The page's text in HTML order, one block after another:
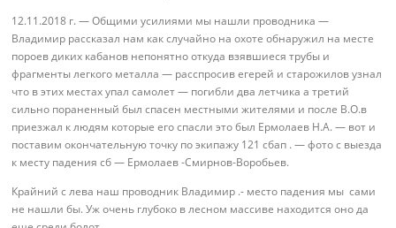
12.11.2018 г. — Общими усилиями мы нашли проводника —
Владимир рассказал нам как случайно на охоте обнаружил на месте
пороев диких кабанов непонятно откуда взявшиеся трубы и
фрагменты легкого металла — расспросив егерей и старожилов узнал
что в этих местах упал самолет — погибли два летчика а третий
сильно пораненный был спасен местными жителями и после В.О.в
приезжал к людям которые его спасли это был Ермолаев Н.А. — вот и
поставим окончательную точку по экипажу 121 сбап . — фото с выезда
к месту падения сб — Ермолаев -Смирнов-Воробьев.
Крайний с лева наш проводник Владимир .- место падения мы сами
не нашли бы. Уж очень глубоко в лесном массиве находится оно да